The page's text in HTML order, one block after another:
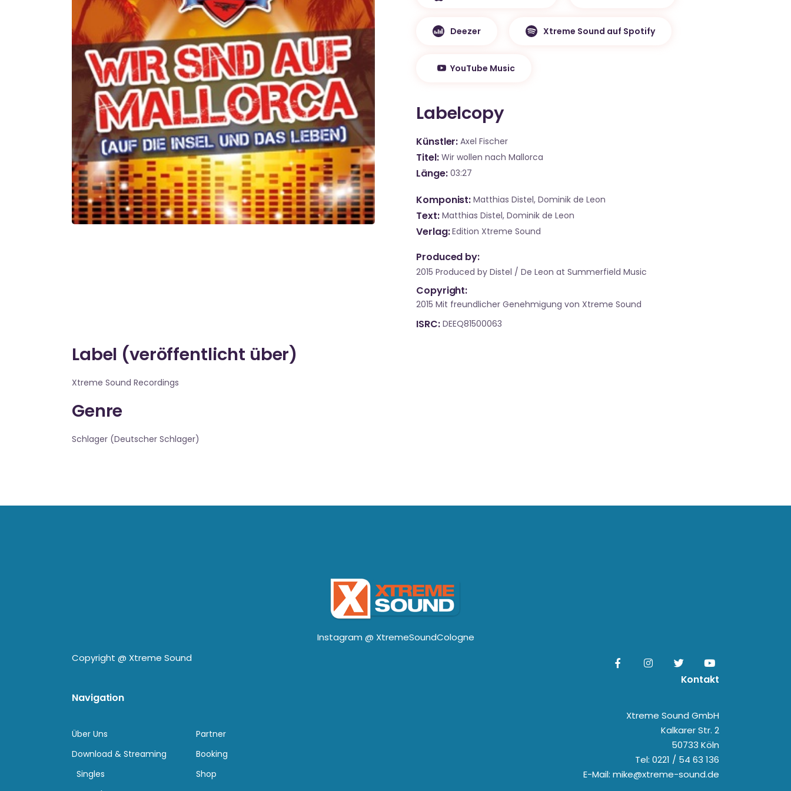
Deezer Xtreme Sound auf Spotify
YouTube Music
Labelcopy
Künstler Axel Fischer
Titel Wir wollen nach Mallorca
Länge 03:27
Komponist Matthias Distel, Dominik de Leon
Text Matthias Distel, Dominik de Leon
Verlag Edition Xtreme Sound
Produced by:
2015 Produced by Distel / De Leon at Summerfield Music
Copyright:
2015 Mit freundlicher Genehmigung von Xtreme Sound
ISRC DEEQ81500063
Label (veröffentlicht über)
Xtreme Sound Recordings
Genre
Schlager (Deutscher Schlager)
Instagram @ XtremeSoundCologne
Copyright @ Xtreme Sound
Navigation
Über Uns
Download & Streaming
Singles
Partner
Booking
Shop
Kontakt
Xtreme Sound GmbH
Kalkarer Str. 2
50733 Köln
Tel: 0221 / 54 63 136
E-Mail: mike@xtreme-sound.de